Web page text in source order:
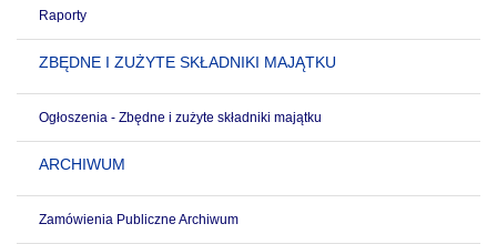
Raporty
ZBĘDNE I ZUŻYTE SKŁADNIKI MAJĄTKU
Ogłoszenia - Zbędne i zużyte składniki majątku
ARCHIWUM
Zamówienia Publiczne Archiwum